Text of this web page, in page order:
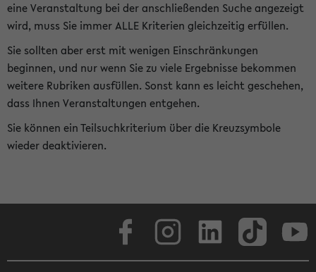
eine Veranstaltung bei der anschließenden Suche angezeigt
wird, muss Sie immer ALLE Kriterien gleichzeitig erfüllen.
Sie sollten aber erst mit wenigen Einschränkungen
beginnen, und nur wenn Sie zu viele Ergebnisse bekommen
weitere Rubriken ausfüllen. Sonst kann es leicht geschehen,
dass Ihnen Veranstaltungen entgehen.
Sie können ein Teilsuchkriterium über die Kreuzsymbole
wieder deaktivieren.